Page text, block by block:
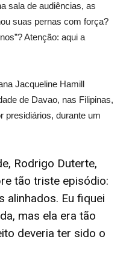
sala de audiências, as
suas pernas com força?
Atenção: aqui a
Jacqueline Hamill
de Davao, nas Filipinas,
presidiários, durante um
Rodrigo Duterte,
tão triste episódio:
alinhados. Eu fiquei
mas ela era tão
deveria ter sido o